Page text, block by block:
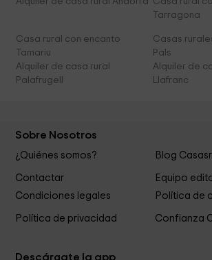
Tarragona
Casa rural con encanto
Tamariu
Casas
Pals
Alquiler de casa rural
Palafrugell
Alquiler de
Llafranc
Sobre Nosotros
¿Quiénes somos? Blog
Contactar
Equipo
Condiciones legales
Política de
Política de privacidad Confianza
Descárgate la app